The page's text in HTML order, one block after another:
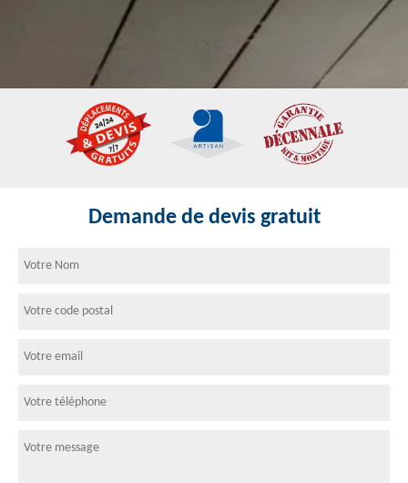
Demande de devis gratuit